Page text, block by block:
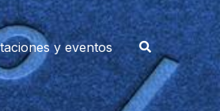
y eventos